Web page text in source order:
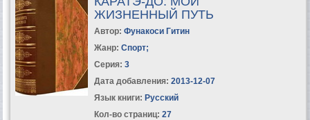
ЖИЗНЕННЫЙ ПУТЬ
Автор: Фунакоси Гитин
Жанр: Спорт;
Серия: 3
Дата добавления: 2013-12-07
Язык книги: Русский
Кол-во страниц: 27